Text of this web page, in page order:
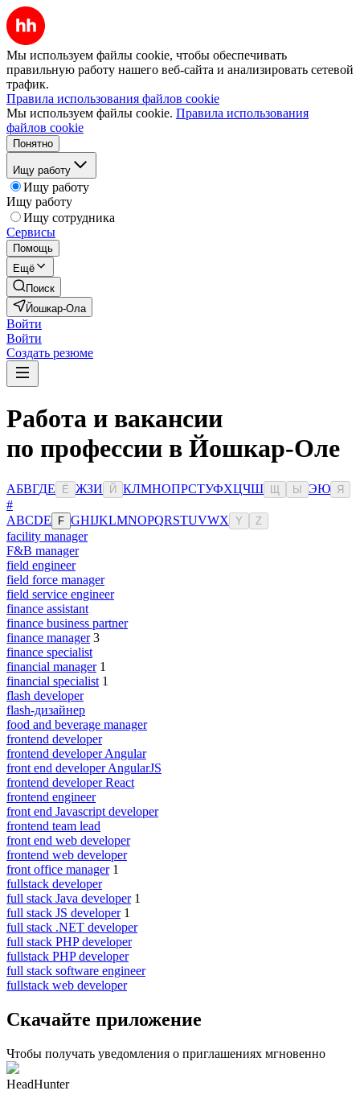
Мы используем файлы cookie, чтобы обеспечивать
правильную работу нашего веб-сайта и анализировать сетевой
трафик.
Правила использования файлов cookie
Мы используем файлы cookie. Правила использования
файлов cookie
Понятно
Ищу работу
Ищу работу
Ищу работу
Ищу сотрудника
Сервисы
Помощь
Ещё
Поиск
Йошкар-Ола
Войти
Войти
Создать резюме
Работа и вакансии
по профессии в Йошкар-Оле
АБВГДЕ Ё ЖЗИ Й КЛМНОПРСТУФХЦЧШ Ы ЭЮ Я
#
ABCDE F GHIJKLMNOPQRSTUVWX Y Z
facility manager
F&B manager
field engineer
field force manager
field service engineer
finance assistant
finance business partner
finance manager 3
finance specialist
financial manager 1
financial specialist 1
flash developer
flash-дизайнер
food and beverage manager
frontend developer
frontend developer Angular
front end developer AngularJS
frontend developer React
frontend engineer
front end Javascript developer
frontend team lead
front end web developer
frontend web developer
front office manager 1
fullstack developer
full stack Java developer 1
full stack JS developer 1
full stack .NET developer
full stack PHP developer
fullstack PHP developer
full stack software engineer
fullstack web developer
Скачайте приложение
Чтобы получать уведомления о приглашениях мгновенно
HeadHunter